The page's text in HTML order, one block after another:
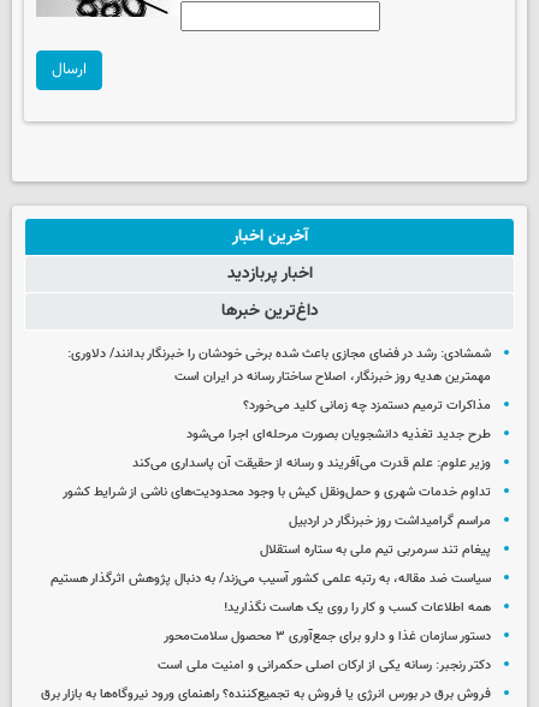
ارسال
آخرین اخبار
اخبار پربازدید
داغ‌ترین خبرها
شمشادی: رشد در فضای مجازی باعث شده برخی خودشان را خبرنگار بدانند/ دلاوری:
مهمترین هدیه‌ روز خبرنگار، اصلاح ساختار رسانه در ایران است
مذاکرات ترمیم دستمزد چه زمانی کلید می‌خورد؟
طرح جدید تغذیه دانشجویان بصورت مرحله‌ای اجرا می‌شود
وزیر علوم: علم قدرت می‌آفریند و رسانه از حقیقت آن پاسداری می‌کند
تداوم خدمات شهری و حمل‌ونقل کیش با وجود محدودیت‌های ناشی از شرایط کشور
مراسم گرامیداشت روز خبرنگار در اردبیل
پیغام تند سرمربی تیم ملی به ستاره استقلال
سیاست ضد مقاله، به رتبه علمی کشور آسیب می‌زند/ به دنبال پژوهش اثرگذار هستیم
همه اطلاعات کسب‌ و کار را روی یک هاست نگذارید!
دستور سازمان غذا و دارو برای جمع‌آوری ۳ محصول سلامت‌محور
دکتر رنجبر: رسانه یکی از ارکان اصلی حکمرانی و امنیت ملی است
فروش برق در بورس انرژی یا فروش به تجمیع‌کننده؟ راهنمای ورود نیروگاه‌ها به بازار برق